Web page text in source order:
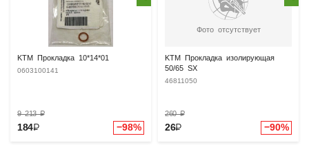
KTM Прокладка 10*14*01
0603100141
9 213₽
184₽ −98%
Фото отсутствует
KTM Прокладка изолирующая
50/65 SX
46811050
260₽
26₽ −90%